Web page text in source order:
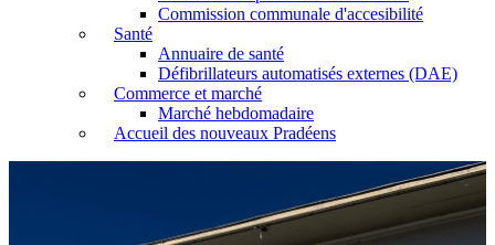
Commission communale d'accesibilité
Santé
Annuaire de santé
Défibrillateurs automatisés externes (DAE)
Commerce et marché
Marché hebdomadaire
Accueil des nouveaux Pradéens